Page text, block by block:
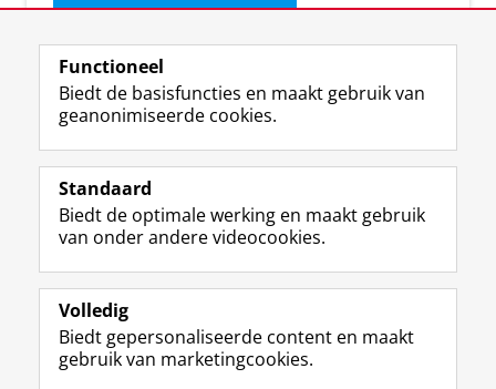
Ontvang de nieuwsbrief
n
s
i
o
Functioneel
Biedt de basisfuncties en maakt gebruik van
geanonimiseerde cookies.
Standaard
Biedt de optimale werking en maakt gebruik
van onder andere videocookies.
Volledig
Biedt gepersonaliseerde content en maakt
gebruik van marketingcookies.